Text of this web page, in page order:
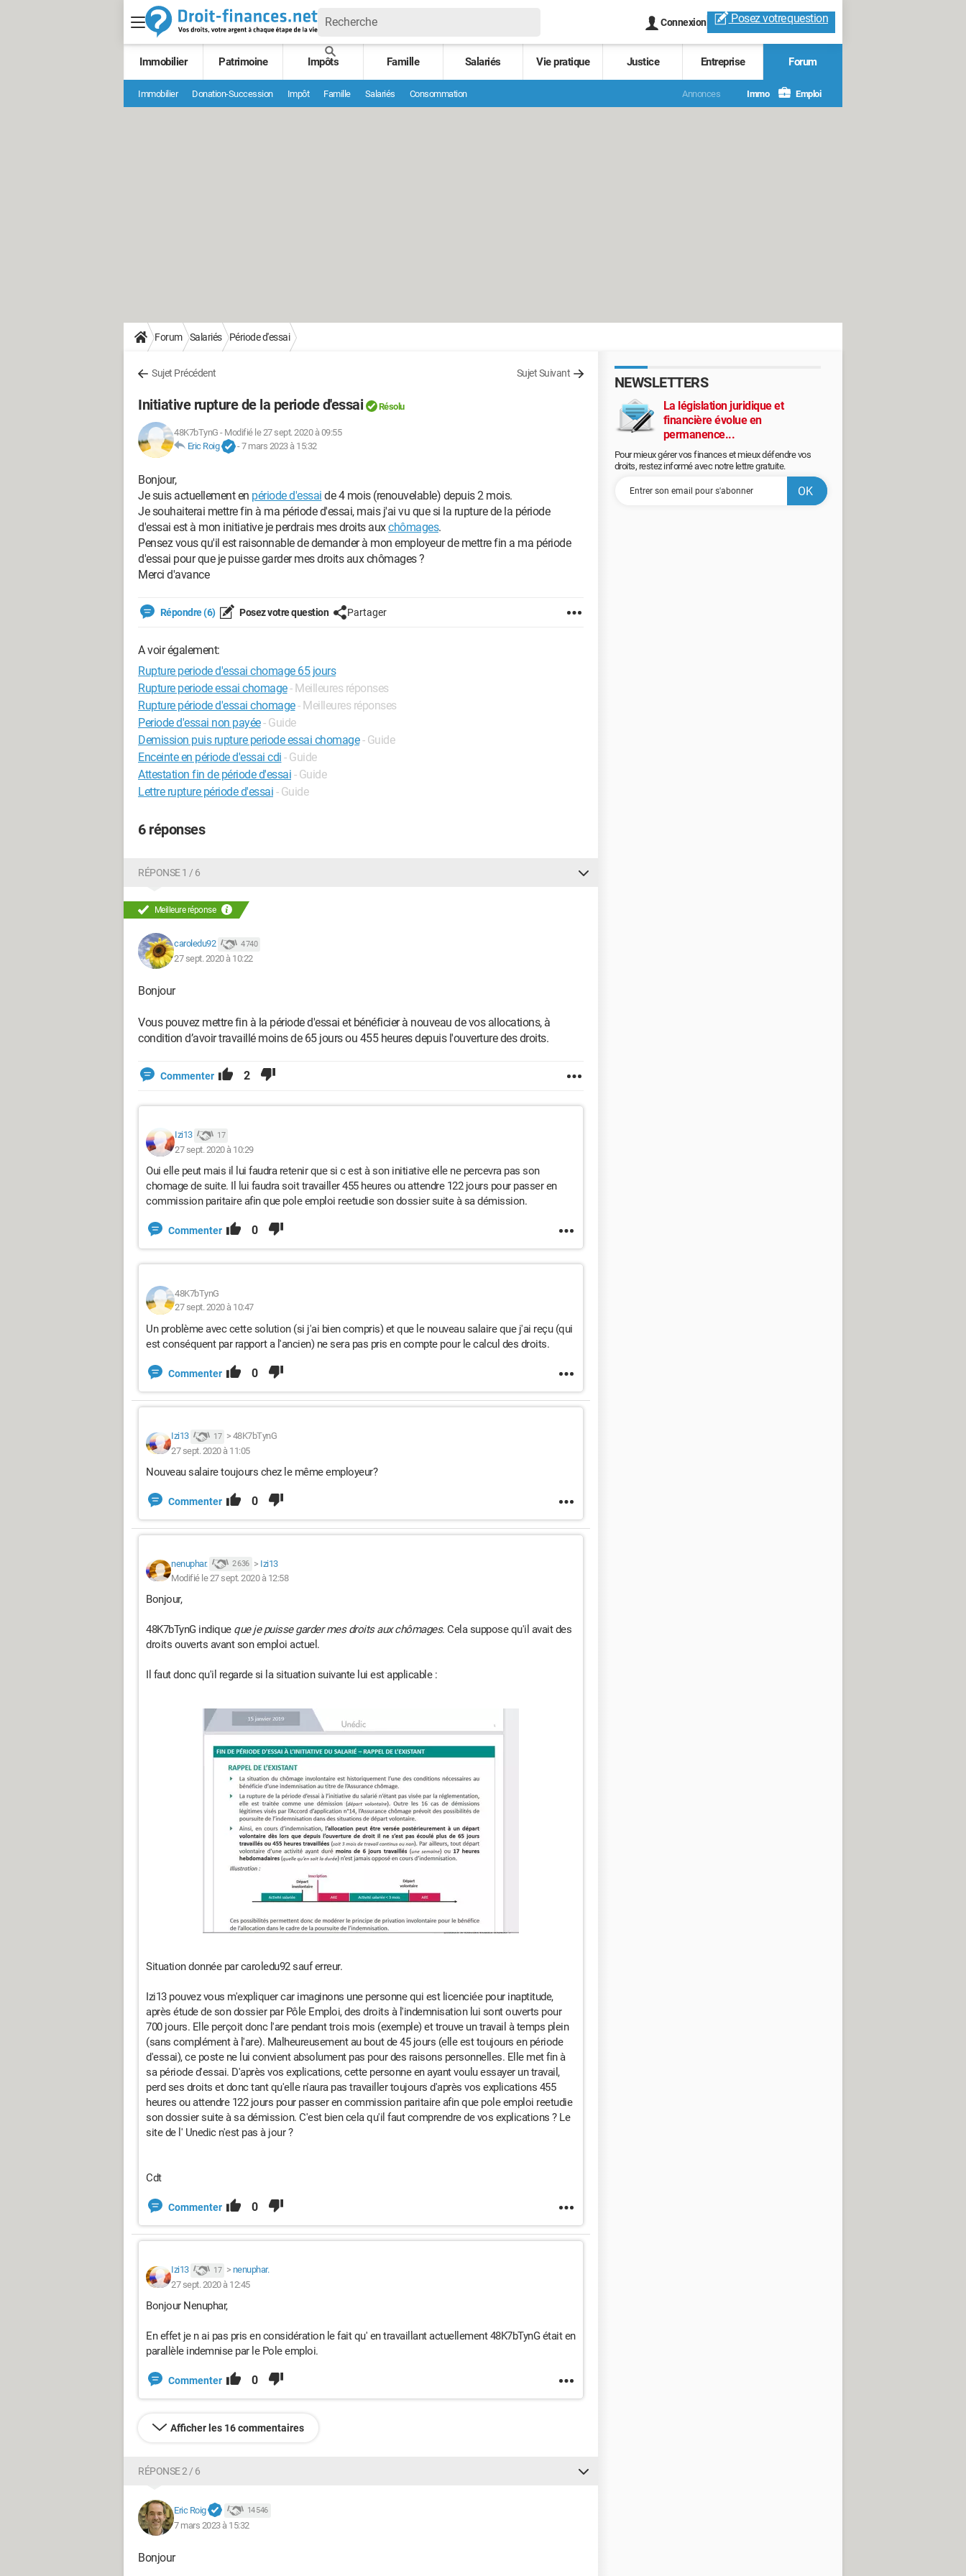
Connexion Posez votrequestion
Immobilier Patrimoine Impôts Famille Salariés Vie pratique Justice Entreprise Forum
Immobilier Donation-Succession Impôt Famille Salariés Consommation Annonces Immo Emploi
Forum Salariés Période d'essai
Sujet Précédent Sujet Suivant
Initiative rupture de la periode d'essai Résolu
48K7bTynG - Modifié le 27 sept. 2020 à 09:55
Eric Roig
-7 mars 2023 à 15:32
Bonjour,
Je suis actuellement en période d'essai de 4 mois (renouvelable) depuis 2 mois.
Je souhaiterai mettre fin à ma période d'essai, mais j'ai vu que si la rupture de la période
d'essai est à mon initiative je perdrais mes droits auxchômages.
Pensez vous qu'il est raisonnable de demander à mon employeur de mettre fin a ma période
d'essai pour que je puisse garder mes droits aux chômages ?
Merci d'avance
Répondre (6) Posez votre question Partager
A voir également:
Rupture periode d'essai chomage 65 jours
Rupture periode essai chomage- Meilleures réponses
Rupture période d'essai chomage- Meilleures réponses
Periode d'essai non payée- Guide
Demission puis rupture periode essai chomage - Guide
Enceinte en période d'essai cdi - Guide
Attestation fin de période d'essai - Guide
Lettre rupture période d'essai - Guide
6 réponses
RÉPONSE 1 / 6
Meilleure réponse
caroledu92 4 740
27 sept. 2020 à 10:22
Bonjour
Vous pouvez mettre fin à la période d'essai et bénéficier à nouveau de vos allocations, à
condition d’avoir travaillé moins de 65 jours ou 455 heures depuis l'ouverture des droits.
Commenter 2
Izi13 17
27 sept. 2020 à 10:29
Oui elle peut mais il lui faudra retenir que si c est à son initiative elle ne percevra pas son
chomage de suite. Il lui faudra soit travailler 455 heures ou attendre 122 jours pour passer en
commission paritaire afin que pole emploi reetudie son dossier suite à sa démission.
Commenter 0
48K7bTynG
27 sept. 2020 à 10:47
Un problème avec cette solution (si j'ai bien compris) et que le nouveau salaire que j'ai reçu (qui
est conséquent par rapport a l'ancien) ne sera pas pris en compte pour le calcul des droits.
Commenter 0
Izi13 17 > 48K7bTynG
27 sept. 2020 à 11:05
Nouveau salaire toujours chez le même employeur?
Commenter 0
nenuphar. 2 636 > Izi13
Modifié le 27 sept. 2020 à 12:58
Bonjour,
48K7bTynG indique que je puisse garder mes droits aux chômages. Cela suppose qu'il avait des
droits ouverts avant son emploi actuel.
Il faut donc qu'il regarde si la situation suivante lui est applicable :
Situation donnée par caroledu92 sauf erreur.
Izi13 pouvez vous m'expliquer car imaginons une personne qui est licenciée pour inaptitude,
après étude de son dossier par Pôle Emploi, des droits à l'indemnisation lui sont ouverts pour
700 jours. Elle perçoit donc l'are pendant trois mois (exemple) et trouve un travail à temps plein
(sans complément à l'are). Malheureusement au bout de 45 jours (elle est toujours en période
d'essai), ce poste ne lui convient absolument pas pour des raisons personnelles. Elle met fin à
sa période d'essai. D'après vos explications, cette personne en ayant voulu essayer un travail,
perd ses droits et donc tant qu'elle n'aura pas travailler toujours d'après vos explications 455
heures ou attendre 122 jours pour passer en commission paritaire afin que pole emploi reetudie
son dossier suite à sa démission. C'est bien cela qu'il faut comprendre de vos explications ? Le
site de l' Unedic n'est pas à jour ?
Cdt
Commenter 0
Izi13 17 > nenuphar.
27 sept. 2020 à 12:45
Bonjour Nenuphar,
En effet je n ai pas pris en considération le fait qu' en travaillant actuellement 48K7bTynG était en
parallèle indemnise par le Pole emploi.
Commenter 0
Afficher les 16 commentaires
RÉPONSE 2 / 6
Eric Roig 14 546
7 mars 2023 à 15:32
Bonjour
NEWSLETTERS
La législation juridique et
financière évolue en
permanence...
Pour mieux gérer vos finances et mieux défendre vos
droits, restez informé avec notre lettre gratuite.